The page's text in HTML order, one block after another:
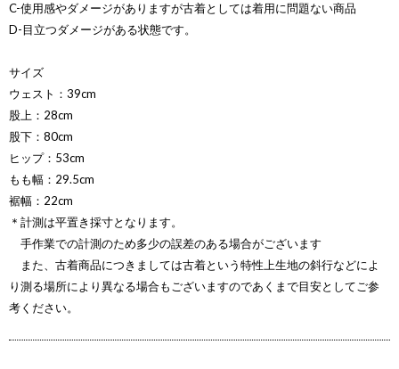
C-使用感やダメージがありますが古着としては着用に問題ない商品
D-目立つダメージがある状態です。
サイズ
ウェスト：39cm
股上：28cm
股下：80cm
ヒップ：53cm
もも幅：29.5cm
裾幅：22cm
＊計測は平置き採寸となります。
手作業での計測のため多少の誤差のある場合がございます
また、古着商品につきましては古着という特性上生地の斜行などによ
り測る場所により異なる場合もございますのであくまで目安としてご参
考ください。